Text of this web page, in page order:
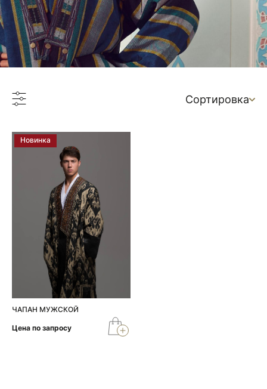
Сортировка
Новинка
ЧАПАН МУЖСКОЙ
Цена по запросу